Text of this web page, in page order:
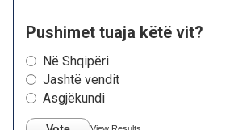
Pushimet tuaja këtë vit?
Në Shqipëri
Jashtë vendit
Asgjëkundi
View Results